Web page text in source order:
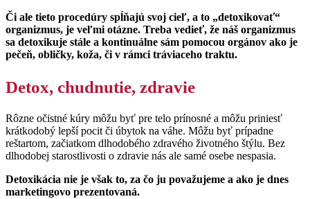
Či ale tieto procedúry spĺňajú svoj cieľ, a to „detoxikovať“
organizmus, je veľmi otázne. Treba vedieť, že náš organizmus
sa detoxikuje stále a kontinuálne sám pomocou orgánov ako je
pečeň, obličky, koža, či v rámci tráviaceho traktu.
Detox, chudnutie, zdravie
Rôzne očistné kúry môžu byť pre telo prínosné a môžu priniesť
krátkodobý lepší pocit či úbytok na váhe. Môžu byť prípadne
reštartom, začiatkom dlhodobého zdravého životného štýlu. Bez
dlhodobej starostlivosti o zdravie nás ale samé osebe nespasia.
Detoxikácia nie je však to, za čo ju považujeme a ako je dnes
marketingovo prezentovaná.